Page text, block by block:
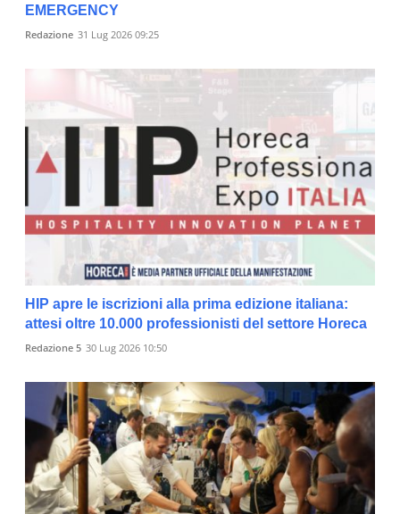
EMERGENCY
Redazione 31 Lug 2026 09:25
HIP apre le iscrizioni alla prima edizione italiana:
attesi oltre 10.000 professionisti del settore Horeca
Redazione 5 30 Lug 2026 10:50